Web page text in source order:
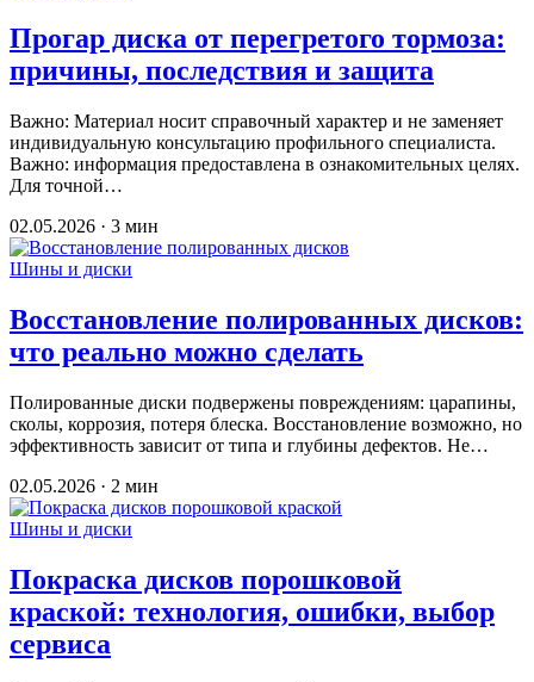
Прогар диска от перегретого тормоза:
причины, последствия и защита
Важно: Материал носит справочный характер и не заменяет
индивидуальную консультацию профильного специалиста.
Важно: информация предоставлена в ознакомительных целях.
Для точной…
02.05.2026 · 3 мин
Шины и диски
Восстановление полированных дисков:
что реально можно сделать
Полированные диски подвержены повреждениям: царапины,
сколы, коррозия, потеря блеска. Восстановление возможно, но
эффективность зависит от типа и глубины дефектов. Не…
02.05.2026 · 2 мин
Шины и диски
Покраска дисков порошковой
краской: технология, ошибки, выбор
сервиса